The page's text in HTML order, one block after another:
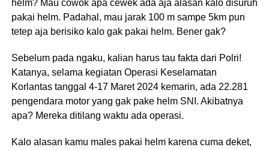
helm? Mau cowok apa cewek ada aja alasan kalo disuruh
pakai helm. Padahal, mau jarak 100 m sampe 5km pun
tetep aja berisiko kalo gak pakai helm. Bener gak?
Sebelum pada ngaku, kalian harus tau fakta dari Polri!
Katanya, selama kegiatan Operasi Keselamatan
Korlantas tanggal 4-17 Maret 2024 kemarin, ada 22.281
pengendara motor yang gak pake helm SNI. Akibatnya
apa? Mereka ditilang waktu ada operasi.
Kalo alasan kamu males pakai helm karena cuma deket,